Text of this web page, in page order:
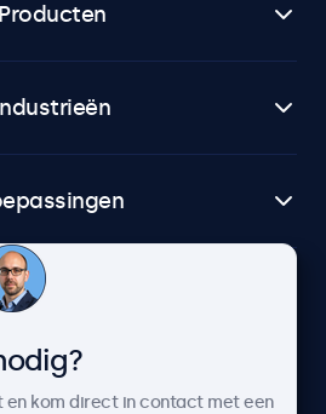
Producten
en kom direct in contact met een